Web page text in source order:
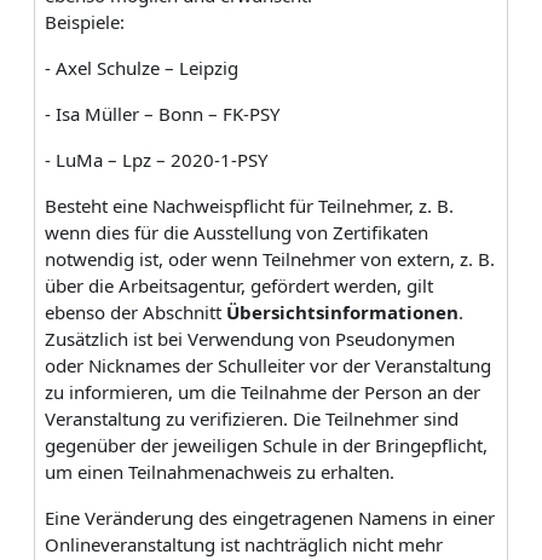
Beispiele:
- Axel Schulze – Leipzig
- Isa Müller – Bonn – FK-PSY
- LuMa – Lpz – 2020-1-PSY
Besteht eine Nachweispflicht für Teilnehmer, z. B.
wenn dies für die Ausstellung von Zertifikaten
notwendig ist, oder wenn Teilnehmer von extern, z. B.
über die Arbeitsagentur, gefördert werden, gilt
ebenso der Abschnitt Übersichtsinformationen.
Zusätzlich ist bei Verwendung von Pseudonymen
oder Nicknames der Schulleiter vor der Veranstaltung
zu informieren, um die Teilnahme der Person an der
Veranstaltung zu verifizieren. Die Teilnehmer sind
gegenüber der jeweiligen Schule in der Bringepflicht,
um einen Teilnahmenachweis zu erhalten.
Eine Veränderung des eingetragenen Namens in einer
Onlineveranstaltung ist nachträglich nicht mehr